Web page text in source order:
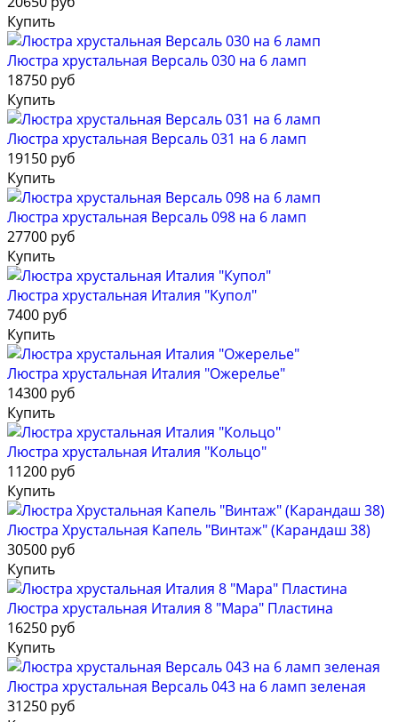
Купить
Люстра хрустальная Версаль 030 на 6 ламп
18750 руб
Купить
Люстра хрустальная Версаль 031 на 6 ламп
19150 руб
Купить
Люстра хрустальная Версаль 098 на 6 ламп
27700 руб
Купить
Люстра хрустальная Италия "Купол"
7400 руб
Купить
Люстра хрустальная Италия "Ожерелье"
14300 руб
Купить
Люстра хрустальная Италия "Кольцо"
11200 руб
Купить
Люстра Хрустальная Капель "Винтаж" (Карандаш 38)
30500 руб
Купить
Люстра хрустальная Италия 8 "Мара" Пластина
16250 руб
Купить
Люстра хрустальная Версаль 043 на 6 ламп зеленая
31250 руб